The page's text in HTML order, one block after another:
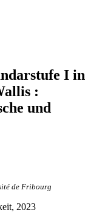
I in
:
und
de Fribourg
2023